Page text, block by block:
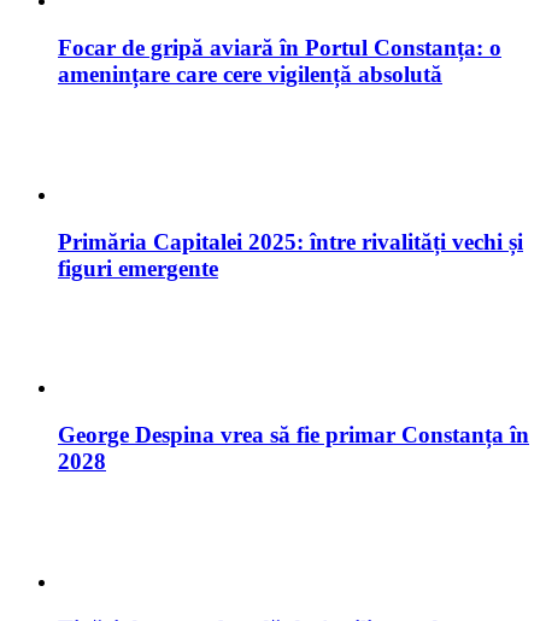
Primăria Capitalei 2025: între rivalități vechi și
George Despina vrea să fie primar Constanța în